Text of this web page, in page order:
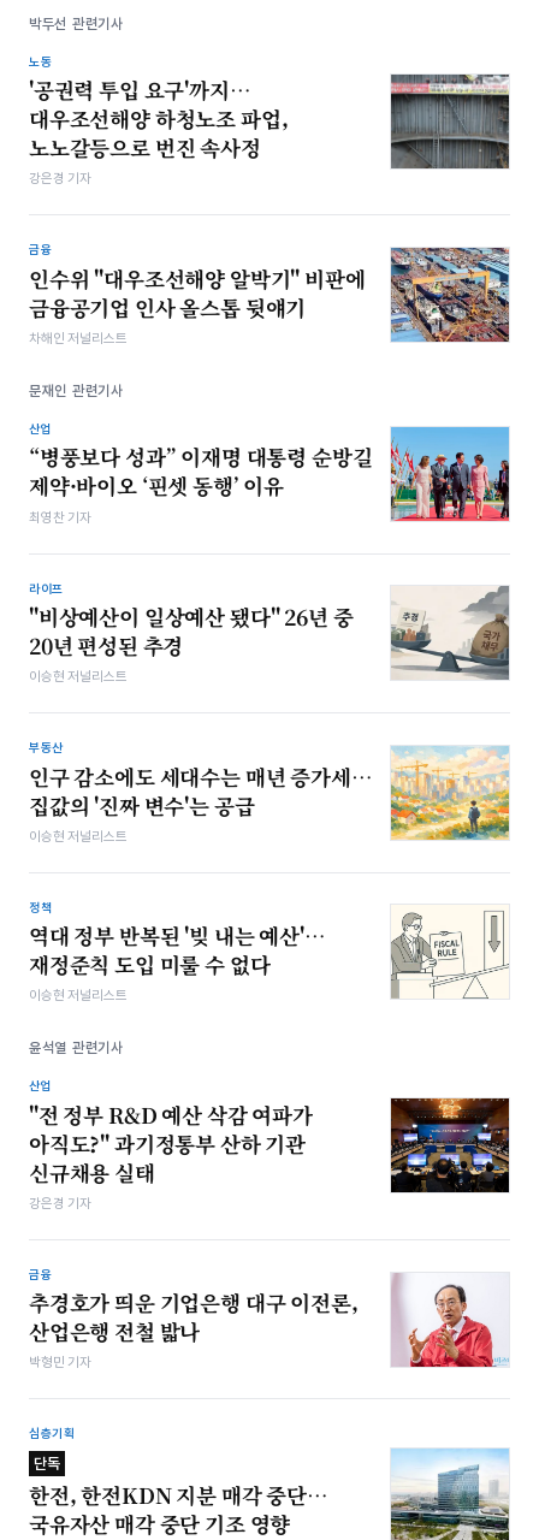
박두선 관련기사
노동
'공권력 투입 요구'까지…
대우조선해양 하청노조 파업,
노노갈등으로 번진 속사정
강은경 기자
금융
인수위 "대우조선해양 알박기" 비판에
금융공기업 인사 올스톱 뒷얘기
차해인 저널리스트
문재인 관련기사
산업
“병풍보다 성과” 이재명 대통령 순방길
제약·바이오 ‘핀셋 동행’ 이유
최영찬 기자
라이프
"비상예산이 일상예산 됐다" 26년 중
20년 편성된 추경
이승현 저널리스트
부동산
인구 감소에도 세대수는 매년 증가세…
집값의 '진짜 변수'는 공급
이승현 저널리스트
정책
역대 정부 반복된 '빚 내는 예산'…
재정준칙 도입 미룰 수 없다
이승현 저널리스트
윤석열 관련기사
산업
"전 정부 R&D 예산 삭감 여파가
아직도?" 과기정통부 산하 기관
신규채용 실태
강은경 기자
금융
추경호가 띄운 기업은행 대구 이전론,
산업은행 전철 밟나
박형민 기자
심층기획
단독
한전, 한전KDN 지분 매각 중단…
국유자산 매각 중단 기조 영향